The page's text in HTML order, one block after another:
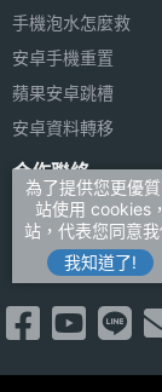
手機泡水怎麼救
安卓手機重置
蘋果安卓跳槽
安卓資料轉移
合作聯絡
廣告刊登
加入商店報價
新聞聯絡
為了提供您更優
站使用 cookies
站，代表您同意
我知道了!